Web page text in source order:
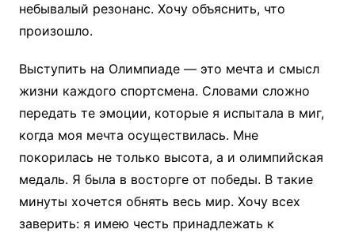
небывалый резонанс. Хочу объяснить, что
произошло.
Выступить на Олимпиаде — это мечта и смысл
жизни каждого спортсмена. Словами сложно
передать те эмоции, которые я испытала в миг,
когда моя мечта осуществилась. Мне
покорилась не только высота, а и олимпийская
медаль. Я была в восторге от победы. В такие
минуты хочется обнять весь мир. Хочу всех
заверить: я имею честь принадлежать к